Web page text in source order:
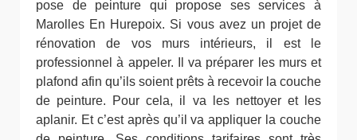
pose de peinture qui propose ses services à
Marolles En Hurepoix. Si vous avez un projet de
rénovation de vos murs intérieurs, il est le
professionnel à appeler. Il va préparer les murs et
plafond afin qu’ils soient prêts à recevoir la couche
de peinture. Pour cela, il va les nettoyer et les
aplanir. Et c’est après qu’il va appliquer la couche